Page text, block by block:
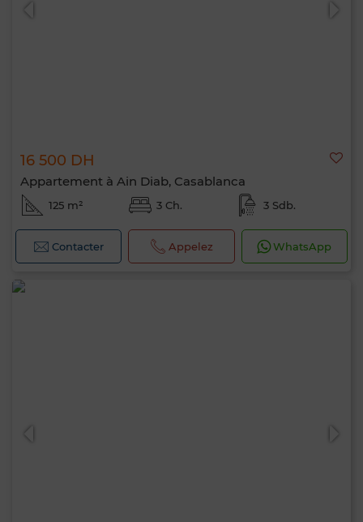
16 500 DH
Appartement à Ain Diab, Casablanca
125 m² 3 Ch. 3 Sdb.
Contacter Appelez WhatsApp